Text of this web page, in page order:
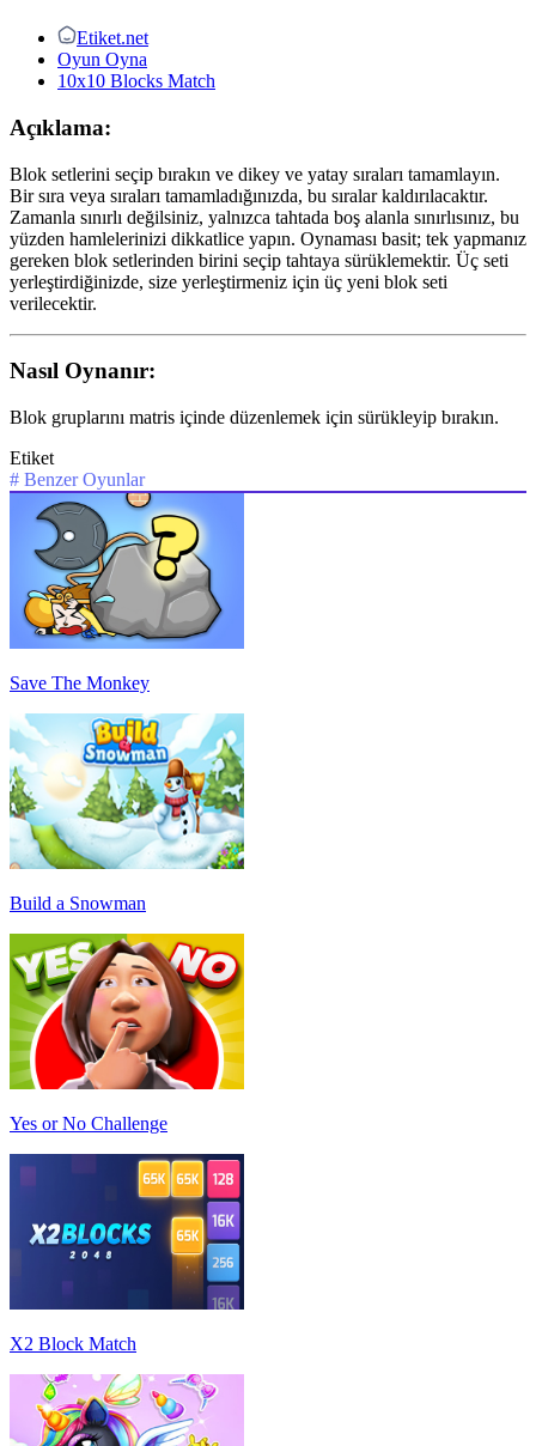
Etiket.net
Oyun Oyna
10x10 Blocks Match
Açıklama:
Blok setlerini seçip bırakın ve dikey ve yatay sıraları tamamlayın.
Bir sıra veya sıraları tamamladığınızda, bu sıralar kaldırılacaktır.
Zamanla sınırlı değilsiniz, yalnızca tahtada boş alanla sınırlısınız, bu
yüzden hamlelerinizi dikkatlice yapın. Oynaması basit; tek yapmanız
gereken blok setlerinden birini seçip tahtaya sürüklemektir. Üç seti
yerleştirdiğinizde, size yerleştirmeniz için üç yeni blok seti
verilecektir.
Nasıl Oynanır:
Blok gruplarını matris içinde düzenlemek için sürükleyip bırakın.
Etiket
# Benzer Oyunlar
Save The Monkey
Build a Snowman
Yes or No Challenge
X2 Block Match